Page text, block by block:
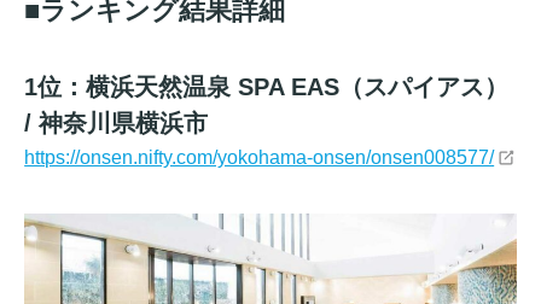
■ランキング結果詳細
1位：横浜天然温泉 SPA EAS（スパイアス）
/ 神奈川県横浜市
https://onsen.nifty.com/yokohama-onsen/onsen008577/